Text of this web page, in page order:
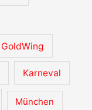
GoldWing
Karneval
München